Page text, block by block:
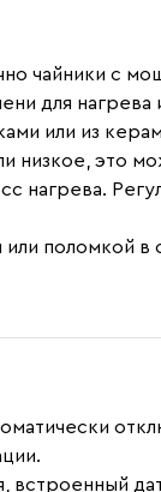
чайники с
для
или из
низкое, это
нагрева.
поломкой в
встроенный